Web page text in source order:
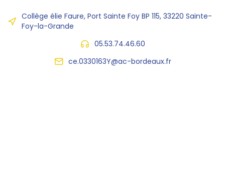
Collège élie Faure, Port Sainte Foy BP 115, 33220 Sainte-
Foy-la-Grande
05.53.74.46.60
ce.0330163Y@ac-bordeaux.fr